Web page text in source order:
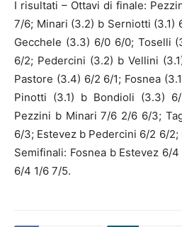
I risultati – Ottavi di finale:
7/6; Minari (3.2) b Serniotti (3.1)
Gecchele (3.3) 6/0 6/0; Toselli
6/2; Pedercini (3.2) b Vellini
Pastore (3.4) 6/2 6/1; Fosnea
Pinotti (3.1) b Bondioli (3.3)
Pezzini b Minari 7/6 2/6 6/3;
6/3; Estevez b Pedercini 6/2 6/
Semifinali: Fosnea b Estevez 6/
6/4 1/6 7/5.